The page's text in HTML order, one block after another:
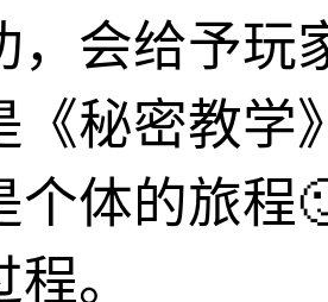
，会给予玩
《秘密教学
个体的旅程
。